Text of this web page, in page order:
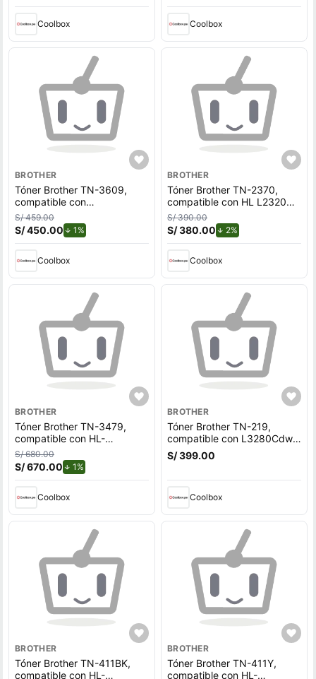
Coolbox Coolbox
BROTHER
Tóner Brother TN-3609,
compatible con
Dcpl5510Dn, Dcpl5660Dn,
rendimiento 3,000 páginas,
negro
S/ 459.00
S/ 450.00 1%
Coolbox
BROTHER
Tóner Brother TN-2370,
compatible con HL L2320D,
L2360DW, rendimiento
2,600 páginas, negro
S/ 390.00
S/ 380.00 2%de descuento.
Coolbox
BROTHER
Tóner Brother TN-3479,
compatible con HL-
L5100DN, DCPL5650DN,
rendimiento 12,000 páginas,
negro
S/ 680.00
S/ 670.00 1%
Coolbox
BROTHER
Tóner Brother TN-219,
compatible con L3280Cdw,
Hl L3240Cdw, rendimiento
1,500 páginas, negro
S/ 399.00
Coolbox
BROTHER
Tóner Brother TN-411BK,
compatible con HL-
BROTHER
Tóner Brother TN-411Y,
compatible con HL-